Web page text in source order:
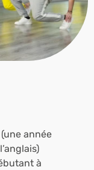
année
à